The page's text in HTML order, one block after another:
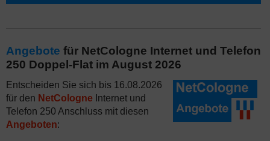
Angebote für NetCologne Internet und Telefon
250 Doppel-Flat im August 2026
Entscheiden Sie sich bis 16.08.2026
für den NetCologne Internet und
Telefon 250 Anschluss mit diesen
Angeboten: